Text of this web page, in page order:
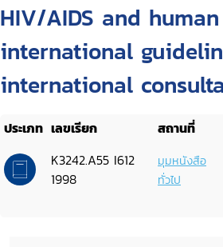
HIV/AIDS and
international
international
HIV/AIDS and human
Geneva, 23-25
ประเภท เลขเรียก สถานที่
K3242.A55 I612
1998
มุมหนังสือ
ทั่วไป